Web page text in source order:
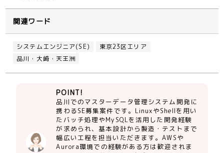
関連ワード
システムエンジニア(SE)
東京23区エリア
品川・大崎・天王洲
POINT!
品川でのマスターデータ管理システム開発に
携わるSE募集案件です。LinuxやShellを用い
たバッチ処理やMySQLを活用した開発経験
が求められ、基本設計から製造・テストまで
幅広い工程を担当いただきます。AWSや
Aurora環境での経験がある方は歓迎されま